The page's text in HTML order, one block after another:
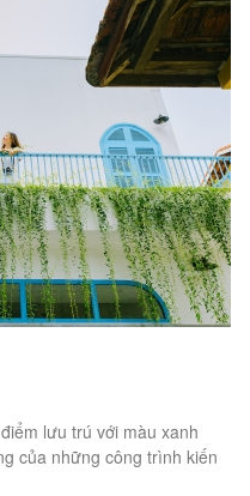
lưu trú với màu xanh
của những công trình kiến